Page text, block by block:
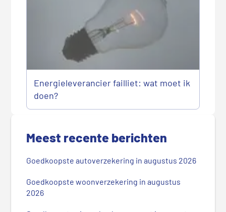
Energieleverancier failliet: wat moet ik
doen?
Meest recente berichten
Goedkoopste autoverzekering in augustus 2026
Goedkoopste woonverzekering in augustus
2026